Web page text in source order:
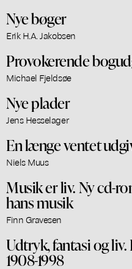
Nye bøger
Erik H.A. Jakobsen
Provokerende
Michael Fjeldsøe
Nye plader
Jens Hesselager
En længe ventet
Niels Muus
Musik er liv. Ny cd-
hans musik
Finn Gravesen
Udtryk, fantasi og
1908-1998